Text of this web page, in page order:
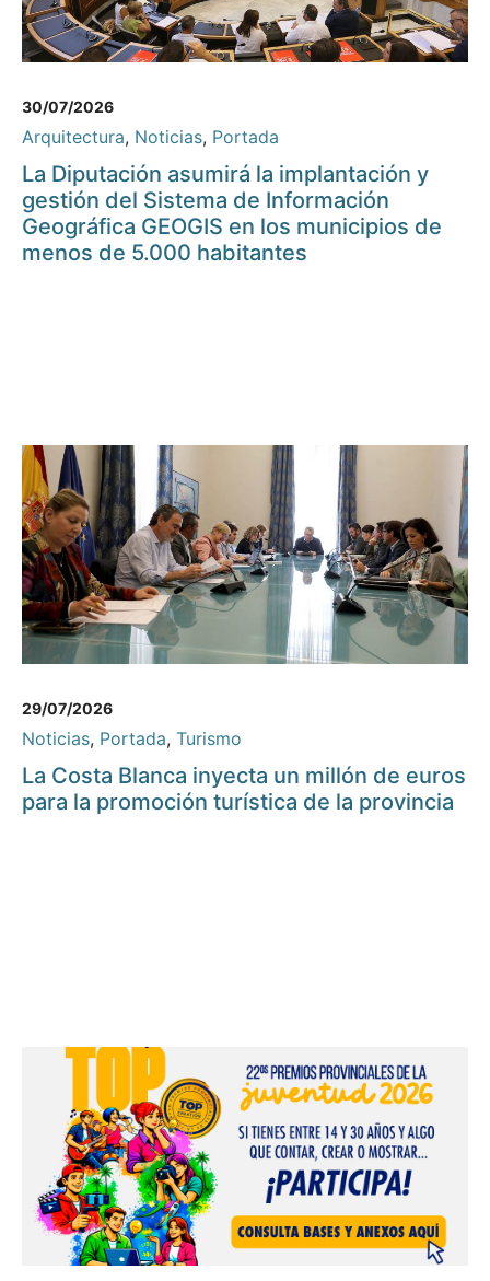
30/07/2026
Arquitectura, Noticias, Portada
La Diputación asumirá la implantación y
gestión del Sistema de Información
Geográfica GEOGIS en los municipios de
menos de 5.000 habitantes
29/07/2026
Noticias, Portada, Turismo
La Costa Blanca inyecta un millón de euros
para la promoción turística de la provincia